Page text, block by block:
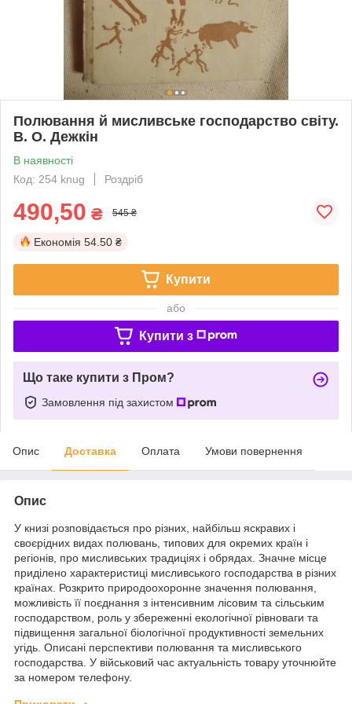
Полювання й мисливське господарство світу.
В. О. Дежкін
В наявності
Код: 254 knug
Роздріб
490,50 ₴ 545 ₴
Економія 54.50 ₴
Купити
або
Купити з
Що таке купити з Пром?
Замовлення під захистом
Опис Доставка Оплата Умови повернення
Опис
У книзі розповідається про різних, найбільш яскравих і
своєрідних видах полювань, типових для окремих країн і
регіонів, про мисливських традиціях і обрядах. Значне місце
приділено характеристиці мисливського господарства в різних
країнах. Розкрито природоохоронне значення полювання,
можливість її поєднання з інтенсивним лісовим та сільським
господарством, роль у збереженні екологічної рівноваги та
підвищення загальної біологічної продуктивності земельних
угідь. Описані перспективи полювання та мисливського
господарства. У військовий час актуальність товару уточнюйте
за номером телефону.